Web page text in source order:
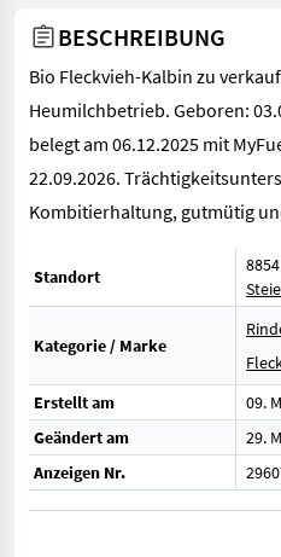
BESCHREIBUNG
Bio Fleckvieh-Kalbin zu
Heumilchbetrieb. Geboren:
belegt am 06.12.2025 mit
22.09.2026.
Kombitierhaltung, gutmütig
Standort
Kategorie / Marke
Erstellt am
09.
Geändert am
29.
Anzeigen Nr.